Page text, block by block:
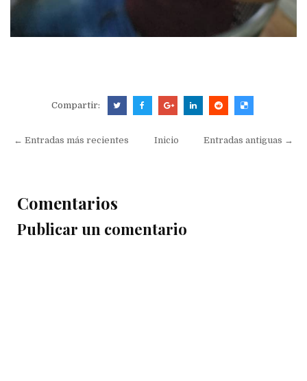
Compartir:
← Entradas más recientes Entradas antiguas →
Inicio
Comentarios
Publicar un comentario